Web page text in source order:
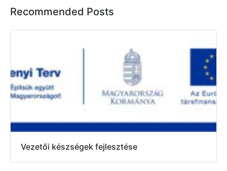
Recommended Posts
Vezetői készségek fejlesztése